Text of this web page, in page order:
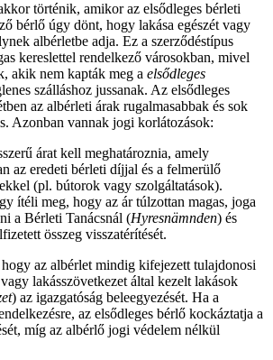
történik, amikor az elsődleges bérleti
bérlő úgy dönt, hogy lakása egészét vagy
albérletbe adja. Ez a szerződéstípus
kereslettel rendelkező városokban, mivel
akik nem kapták meg a elsődleges
szálláshoz jussanak. Az elsődleges
az albérleti árak rugalmasabbak és sok
Azonban vannak jogi korlátozások:
árat kell meghatároznia, amely
az eredeti bérleti díjjal és a felmerülő
(pl. bútorok vagy szolgáltatások).
ítéli meg, hogy az ár túlzottan magas, joga
a Bérleti Tanácsnál (Hyresnämnden) és
összeg visszatérítését.
az albérlet mindig kifejezett tulajdonosi
lakásszövetkezet által kezelt lakások
) az igazgatóság beleegyezését. Ha a
az elsődleges bérlő kockáztatja a
míg az albérlő jogi védelem nélkül